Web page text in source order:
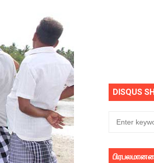
பகிரங்க கேள்வி
என்ன
வெளியிட்ட...
தண்டனை
DISQUS